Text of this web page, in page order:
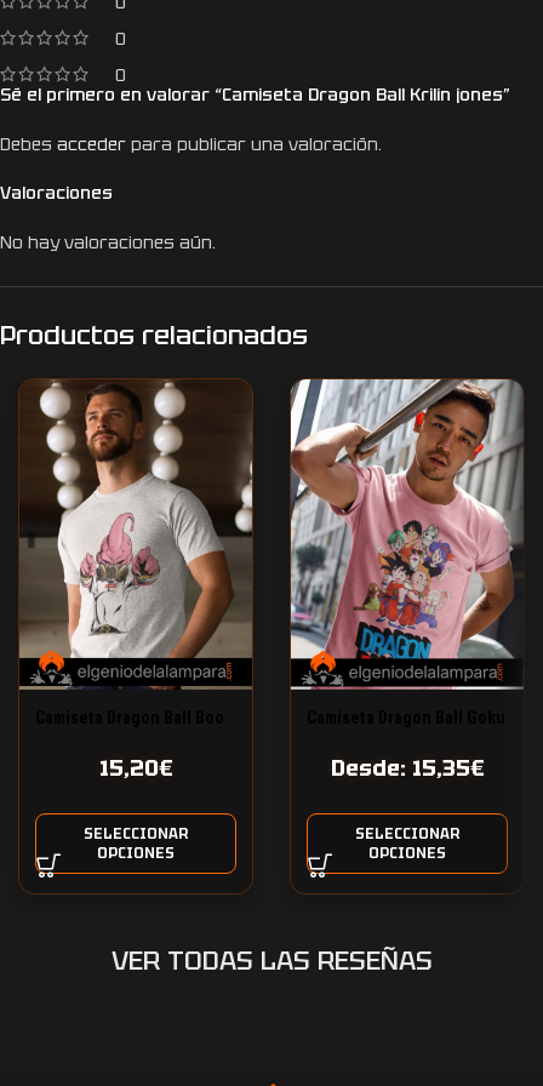
0
0
Valoraciones
No hay valoraciones aún.
Sé el primero en valorar “Camiseta Dragon Ball Krilin jones”
Debes acceder para publicar una valoración.
Productos relacionados
15,20€
SELECCIONAR
OPCIONES
Desde: 15,35€
SELECCIONAR
OPCIONES
VER TODAS LAS RESEÑAS